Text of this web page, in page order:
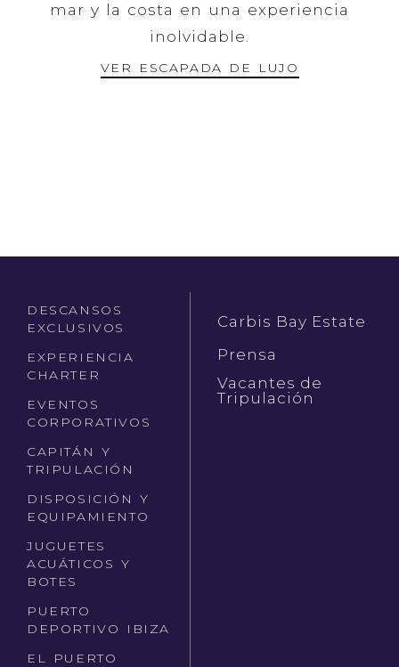
mar y la costa en una experiencia
inolvidable.
VER ESCAPADA DE LUJO
DESCANSOS
EXCLUSIVOS
EXPERIENCIA
CHARTER
EVENTOS
CORPORATIVOS
CAPITÁN Y
TRIPULACIÓN
DISPOSICIÓN Y
EQUIPAMIENTO
JUGUETES
ACUÁTICOS Y
BOTES
PUERTO
DEPORTIVO IBIZA
EL PUERTO
Carbis Bay Estate
Prensa
Vacantes de
Tripulación